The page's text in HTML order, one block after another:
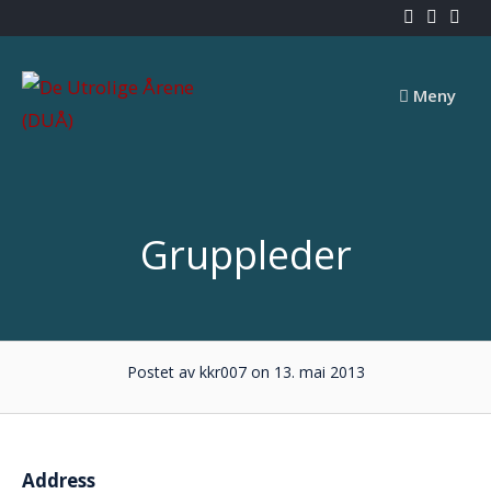
content
Meny
Gruppleder
Postet av kkr007 on 13. mai 2013
Address